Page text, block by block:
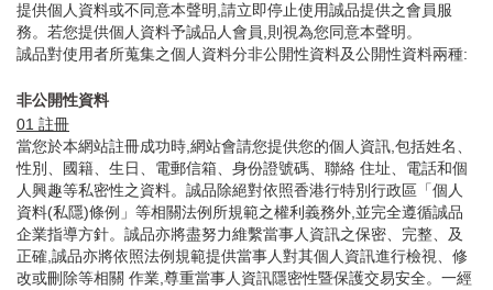
提供個人資料或不同意本聲明,請立即停止使用誠品提供之會員服
務。若您提供個人資料予誠品人會員,則視為您同意本聲明。
誠品對使用者所蒐集之個人資料分非公開性資料及公開性資料兩種:
非公開性資料
01 註冊
當您於本網站註冊成功時,網站會請您提供您的個人資訊,包括姓名、
性別、國籍、生日、電郵信箱、身份證號碼、聯絡 住址、電話和個
人興趣等私密性之資料。誠品除絕對依照香港行特別行政區「個人
資料(私隱)條例」等相關法例所規範之權利義務外,並完全遵循誠品
企業指導方針。誠品亦將盡努力維繫當事人資訊之保密、完整、及
正確,誠品亦將依照法例規範提供當事人對其個人資訊進行檢視、修
改或刪除等相關 作業,尊重當事人資訊隱密性暨保護交易安全。一經